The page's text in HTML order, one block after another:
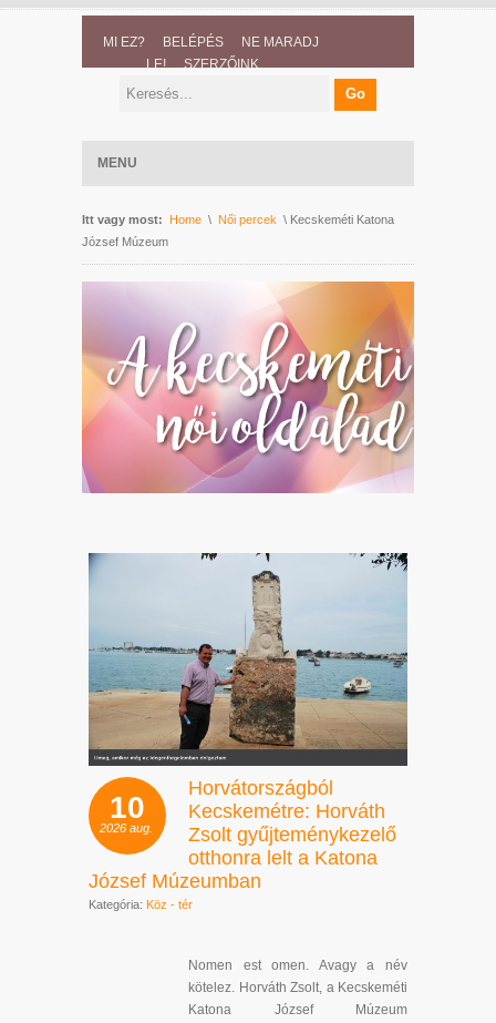
MI EZ? BELÉPÉS
NE MARADJ
LE!
SZERZŐINK
MENU
Itt vagy most: Home \ Női percek \ Kecskeméti Katona
József Múzeum
10
2026 aug.
Horvátországból
Kecskemétre: Horváth
Zsolt gyűjteménykezelő
otthonra lelt a Katona
József Múzeumban
Kategória: Köz - tér
Nomen est omen. Avagy a név
kötelez. Horváth Zsolt, a Kecskeméti
Katona József Múzeum